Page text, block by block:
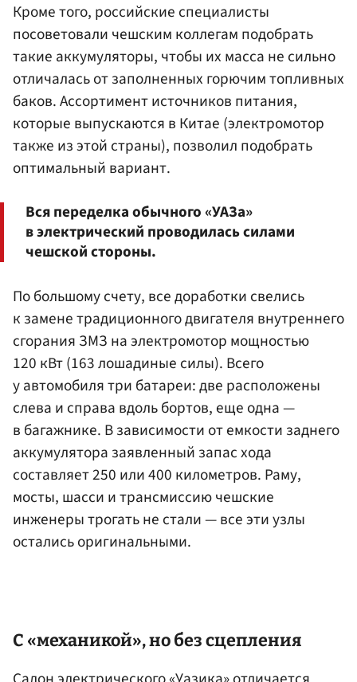
Кроме того, российские специалисты
посоветовали чешским коллегам подобрать
такие аккумуляторы, чтобы их масса не сильно
отличалась от заполненных горючим топливных
баков. Ассортимент источников питания,
которые выпускаются в Китае (электромотор
также из этой страны), позволил подобрать
оптимальный вариант.
Вся переделка обычного «УАЗа»
в электрический проводилась силами
чешской стороны.
По большому счету, все доработки свелись
к замене традиционного двигателя внутреннего
сгорания ЗМЗ на электромотор мощностью
120 кВт (163 лошадиные силы). Всего
у автомобиля три батареи: две расположены
слева и справа вдоль бортов, еще одна —
в багажнике. В зависимости от емкости заднего
аккумулятора заявленный запас хода
составляет 250 или 400 километров. Раму,
мосты, шасси и трансмиссию чешские
инженеры трогать не стали — все эти узлы
остались оригинальными.
С «механикой», но без сцепления